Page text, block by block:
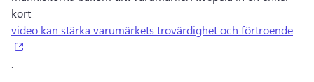
kort
video kan stärka varumärkets trovärdighet och förtroende
.